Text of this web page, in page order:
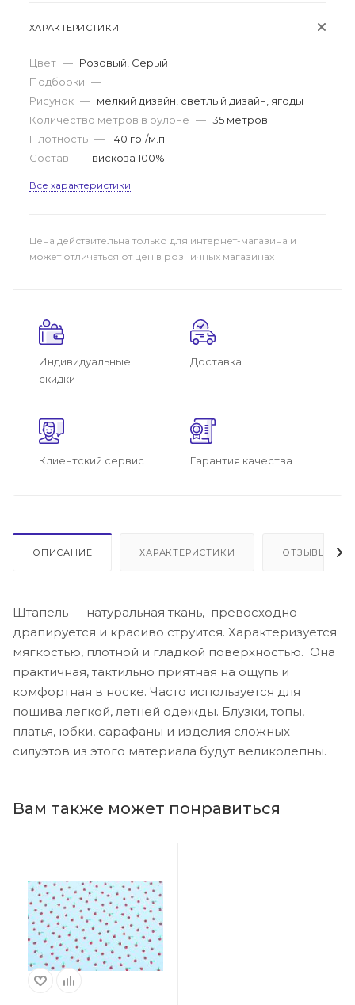
ХАРАКТЕРИСТИКИ
Цвет — Розовый, Серый
Подборки —
Рисунок — мелкий дизайн, светлый дизайн, ягоды
Количество метров в рулоне — 35 метров
Плотность — 140 гр./м.п.
Состав — вискоза 100%
Все характеристики
Цена действительна только для интернет-магазина и
может отличаться от цен в розничных магазинах
Индивидуальные
скидки
Доставка
Клиентский сервис Гарантия качества
ОПИСАНИЕ ХАРАКТЕРИСТИКИ ОТЗЫВЫ
Штапель — натуральная ткань, превосходно
драпируется и красиво струится. Характеризуется
мягкостью, плотной и гладкой поверхностью. Она
практичная, тактильно приятная на ощупь и
комфортная в носке. Часто используется для
пошива легкой, летней одежды. Блузки, топы,
платья, юбки, сарафаны и изделия сложных
силуэтов из этого материала будут великолепны.
Вам также может понравиться